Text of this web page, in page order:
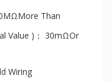
Than
Value )： 30mΩOr
Wiring